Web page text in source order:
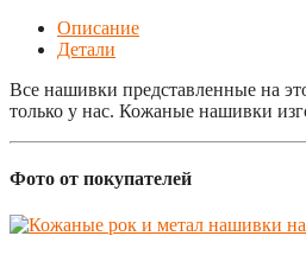
Описание
Детали
Все нашивки представленные на
только у нас. Кожаные нашивки
Фото от покупателей